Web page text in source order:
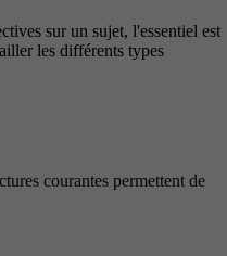
sur un sujet, l'essentiel est
les différents types
courantes permettent de